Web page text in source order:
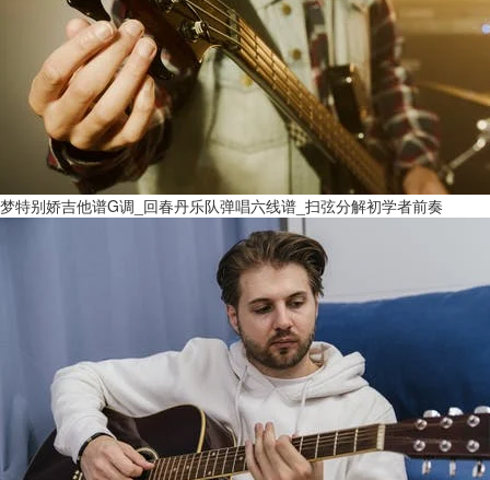
梦特别娇吉他谱G调_回春丹乐队弹唱六线谱_扫弦分解初学者前奏